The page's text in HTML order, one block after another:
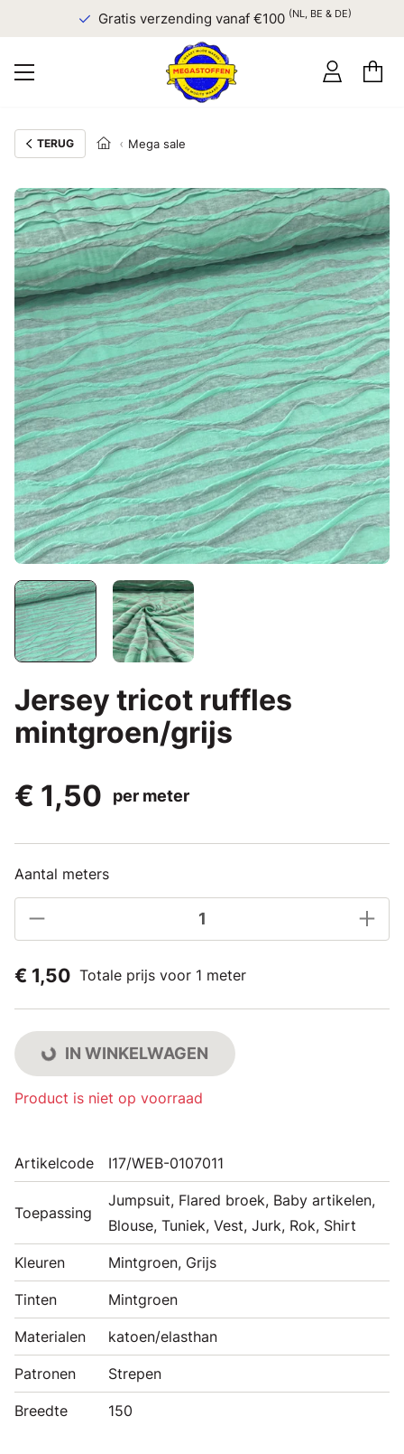
Gratis verzending vanaf €100 (NL, BE & DE)
TERUG Mega sale
Jersey tricot ruffles
mintgroen/grijs
€ 1,50
per meter
Aantal meters
€ 1,50 Totale prijs voor 1 meter
IN WINKELWAGEN
Product is niet op voorraad
Artikelcode I17/WEB-0107011
Toepassing
Jumpsuit, Flared broek, Baby artikelen,
Blouse, Tuniek, Vest, Jurk, Rok, Shirt
Kleuren Mintgroen, Grijs
Tinten Mintgroen
Materialen katoen/elasthan
Patronen Strepen
Breedte 150